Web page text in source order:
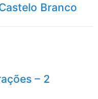
Branco
– 2